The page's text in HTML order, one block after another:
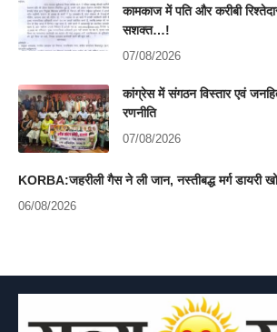
कामकाज में पति और करीबी
सशक्त…!
07/08/2026
कांग्रेस में संगठन विस्तार एवं
रणनीति
07/08/2026
KORBA:जहरीली गैस ने ली जान, नस्तीबद्ध मर्ग डायरी
06/08/2026